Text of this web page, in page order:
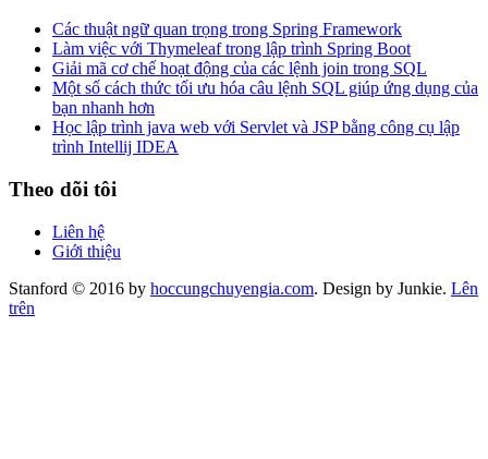
Các thuật ngữ quan trọng trong Spring Framework
Làm việc với Thymeleaf trong lập trình Spring Boot
Giải mã cơ chế hoạt động của các lệnh join trong SQL
Một số cách thức tối ưu hóa câu lệnh SQL giúp ứng dụng của
bạn nhanh hơn
Học lập trình java web với Servlet và JSP bằng công cụ lập
trình Intellij IDEA
Theo dõi tôi
Liên hệ
Giới thiệu
Stanford © 2016 by hoccungchuyengia.com. Design by Junkie. Lên
trên